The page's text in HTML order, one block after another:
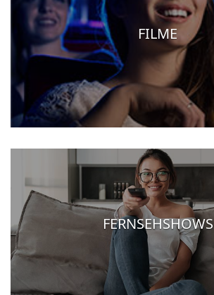
FILME
FERNSEHSHOWS